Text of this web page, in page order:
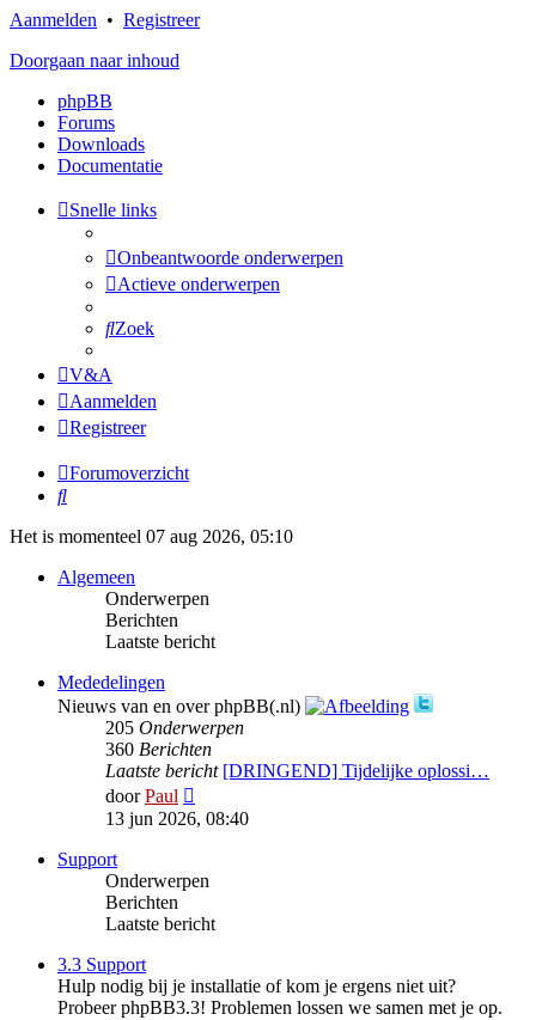
Aanmelden • Registreer
Doorgaan naar inhoud
phpBB
Forums
Downloads
Documentatie
Snelle links
Onbeantwoorde onderwerpen
Actieve onderwerpen
Zoek
V&A
Aanmelden
Registreer
Forumoverzicht
Zoek
Het is momenteel 07 aug 2026, 05:10
Algemeen
Onderwerpen
Berichten
Laatste bericht
Mededelingen
Nieuws van en over phpBB(.nl)
205 Onderwerpen
360 Berichten
Laatste bericht [DRINGEND] Tijdelijke oplossi…
doorPaul
laatste
bericht
13 jun 2026, 08:40
Support
Onderwerpen
Berichten
Laatste bericht
3.3 Support
Hulp nodig bij je installatie of kom je ergens niet uit?
Probeer phpBB3.3! Problemen lossen we samen met je op.